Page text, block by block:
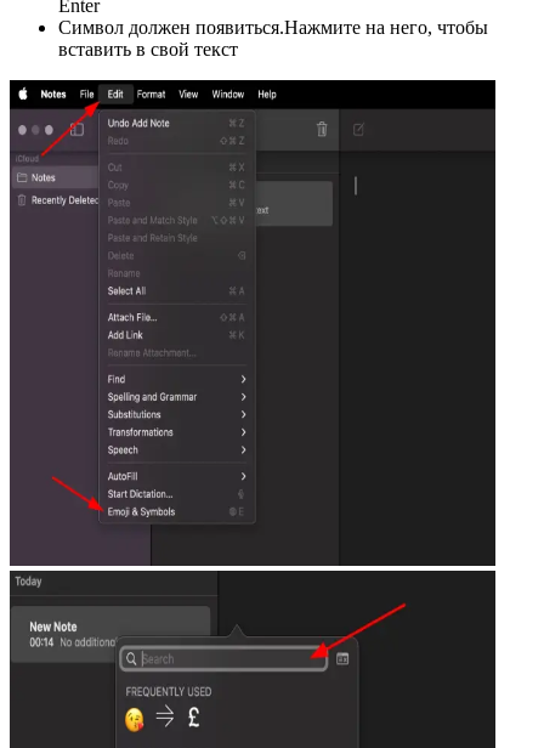
Enter
Символ должен появиться.Нажмите на него, чтобы
вставить в свой текст